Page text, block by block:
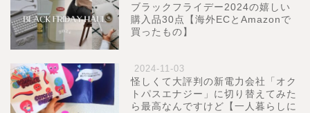
ブラックフライデー2024の嬉しい
購入品30点【海外ECとAmazonで
買ったもの】
2024-11-03
怪しくて大評判の新電力会社「オク
トパスエナジー」に切り替えてみた
ら最高なんですけど【一人暮らしに